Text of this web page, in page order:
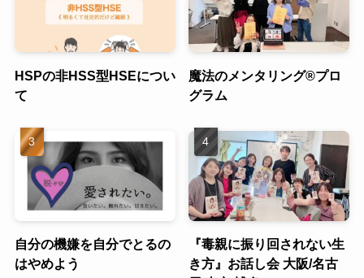
HSPの非HSS型HSEについ
て
魔法のメンタリング®︎プロ
グラム
自分の機嫌を自分でとるの
はやめよう
『毒親に振り回されない生
き方』お話し会 大阪/名古